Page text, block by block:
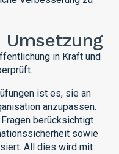
Umsetzung
in Kraft und
ist es, sie an
anzupassen.
berücksichtigt
sowie
All dies wird mit